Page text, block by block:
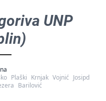
UNP
Plaški Krnjak Vojnić Josipd
Barilović